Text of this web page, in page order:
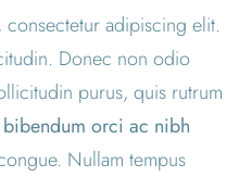
adipiscing elit.
Donec non odio
purus, quis rutrum
orci ac nibh
Nullam tempus